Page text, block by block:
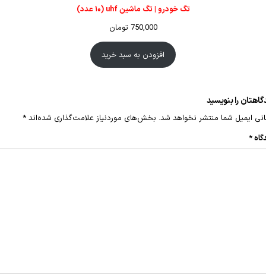
تگ خودرو | تگ ماشین uhf (۱۰ عدد)
750,000 تومان
افزودن به سبد خرید
را بنویسید
ایمیل شما منتشر نخواهد شد. بخش‌های موردنیاز علامت‌گذاری شده‌اند *
*